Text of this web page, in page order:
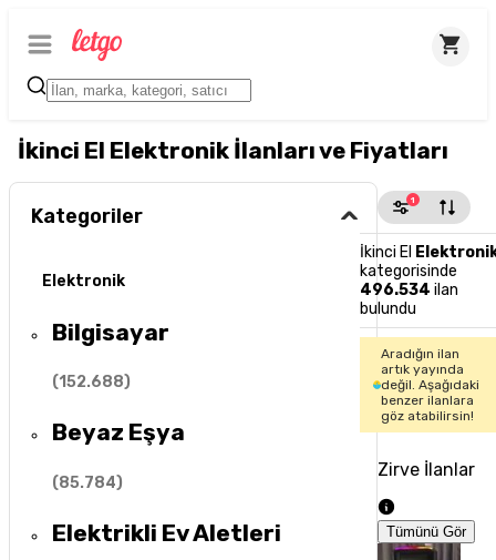
İkinci El Elektronik İlanları ve Fiyatları
Kategoriler
Elektronik
Bilgisayar
(152.688)
Beyaz Eşya
(85.784)
Elektrikli Ev Aletleri
1
İkinci El
kategorisinde
496.534 ilan
bulundu
Aradığın ilan
artık yayında
değil. Aşağıdaki
benzer ilanlara
göz atabilirsin!
Zirve İlanlar
Tümünü Gör